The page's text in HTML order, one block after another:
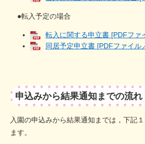
●転入予定の場合
転入に関する申立書 [PDFファ
同居予定申立書 [PDFファイル
申込みから結果通知までの流れ
入園の申込みから結果通知までは，下記
ます。